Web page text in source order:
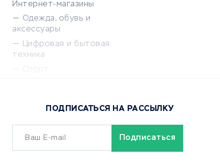
Интернет-магазины
Одежда, обувь и
аксессуары
Цифровая и бытовая
техника
Сервисы доставки
ОБУЧЕНИЕ И РАБОТА
ПОДПИСАТЬСЯ НА РАССЫЛКУ